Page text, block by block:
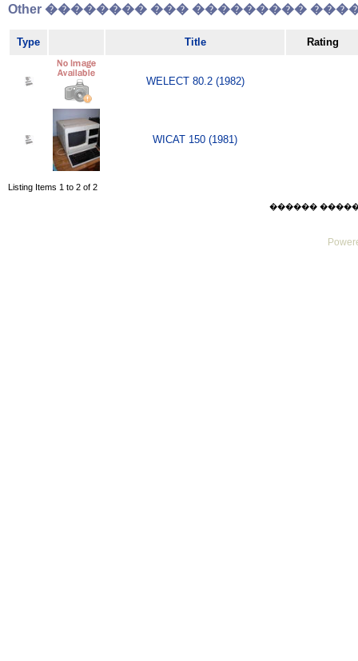
Other �������� ��� ���������
Type Title Rating
WELECT 80.2 (1982)
WICAT 150 (1981)
Listing Items 1 to 2 of 2
������ ������